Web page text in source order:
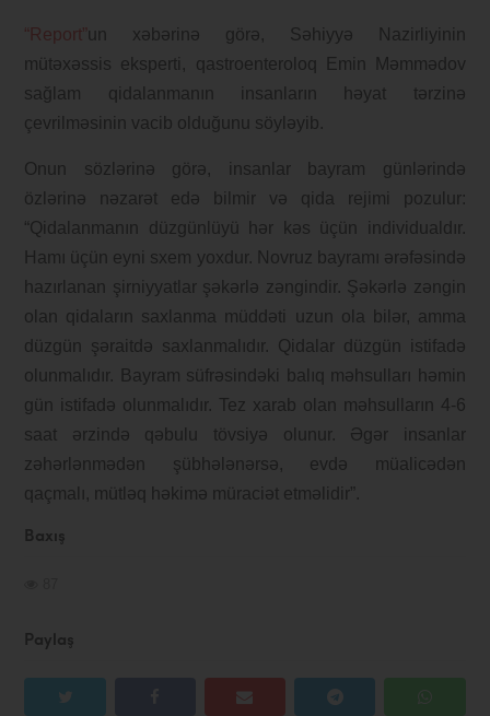
Baxış
Paylaş
“Report” un xəbərinə görə, Səhiyyə Nazirliyinin
mütəxəssis eksperti, qastroenteroloq Emin Məmmədov
sağlam qidalanmanın insanların həyat tərzinə
çevrilməsinin vacib olduğunu söyləyib.
Onun sözlərinə görə, insanlar bayram günlərində
özlərinə nəzarət edə bilmir və qida rejimi pozulur:
“Qidalanmanın düzgünlüyü hər kəs üçün individualdır.
Hamı üçün eyni sxem yoxdur. Novruz bayramı ərəfəsində
hazırlanan şirniyyatlar şəkərlə zəngindir. Şəkərlə zəngin
olan qidaların saxlanma müddəti uzun ola bilər, amma
düzgün şəraitdə saxlanmalıdır. Qidalar düzgün istifadə
olunmalıdır. Bayram süfrəsindəki balıq məhsulları həmin
gün istifadə olunmalıdır. Tez xarab olan məhsulların 4-6
saat ərzində qəbulu tövsiyə olunur. Əgər insanlar
zəhərlənmədən şübhələnərsə, evdə müalicədən
qaçmalı, mütləq həkimə müraciət etməlidir”.